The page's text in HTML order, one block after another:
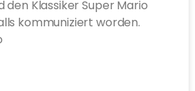
Klassiker Super Mario
kommuniziert worden.